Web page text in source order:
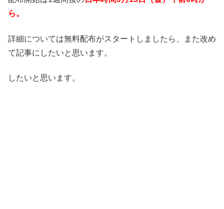
ら。
詳細については無料配布がスタートしましたら、また改め
て記事にしたいと思います。
したいと思います。